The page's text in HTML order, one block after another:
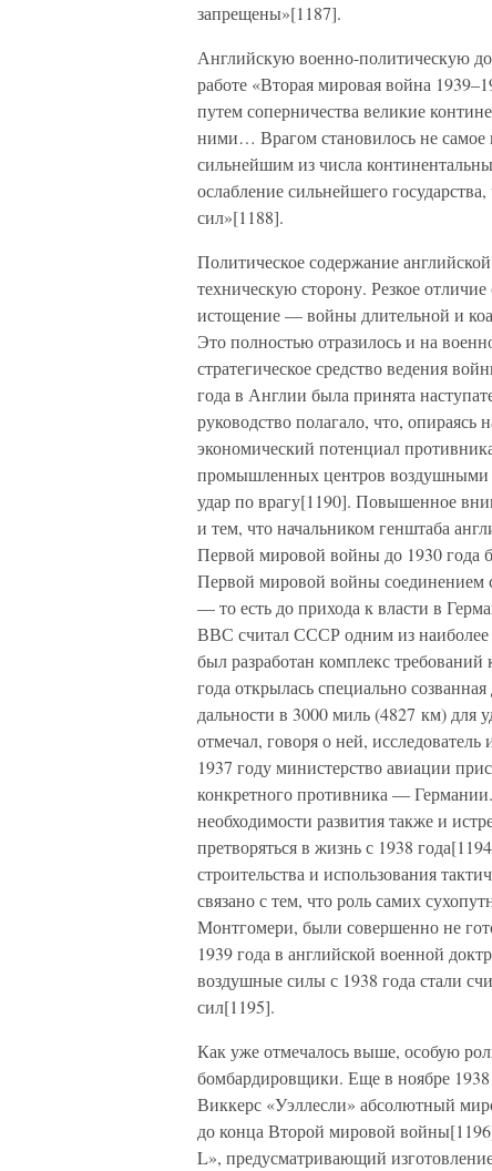
запрещены»[1187].
Английскую военно-политическую
работе «Вторая мировая война
путем соперничества великие
ними… Врагом становилось не самое
сильнейшим из числа
ослабление сильнейшего
сил»[1188].
Политическое содержание
техническую сторону. Резкое
истощение — войны длительной и
Это полностью отразилось и на
стратегическое средство ведения
года в Англии была принята
руководство полагало, что,
экономический потенциал
промышленных центров воздушными
удар по врагу[1190]. Повышенное
и тем, что начальником генштаба
Первой мировой войны до 1930 года
Первой мировой войны соединением
— то есть до прихода к власти в
ВВС считал СССР одним из наиболее
был разработан комплекс
года открылась специально
дальности в 3000 миль (4827 км)
отмечал, говоря о ней,
1937 году министерство авиации
конкретного противника —
необходимости развития также и
претворяться в жизнь с 1938
строительства и использования
связано с тем, что роль самих
Монтгомери, были совершенно не
1939 года в английской военной
воздушные силы с 1938 года стали
сил[1195].
Как уже отмечалось выше, особую
бомбардировщики. Еще в ноябре
Виккерс «Уэллесли» абсолютный
до конца Второй мировой
L», предусматривающий